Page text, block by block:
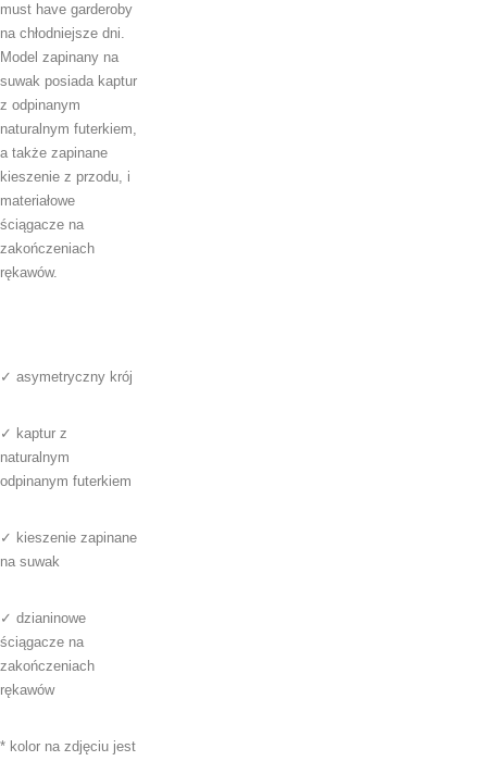
must have garderoby
na chłodniejsze dni.
Model zapinany na
suwak posiada kaptur
z odpinanym
naturalnym futerkiem,
a także zapinane
kieszenie z przodu, i
materiałowe
ściągacze na
zakończeniach
rękawów.
✓ asymetryczny krój
✓ kaptur z
naturalnym
odpinanym futerkiem
✓ kieszenie zapinane
na suwak
✓ dzianinowe
ściągacze na
zakończeniach
rękawów
* kolor na zdjęciu jest